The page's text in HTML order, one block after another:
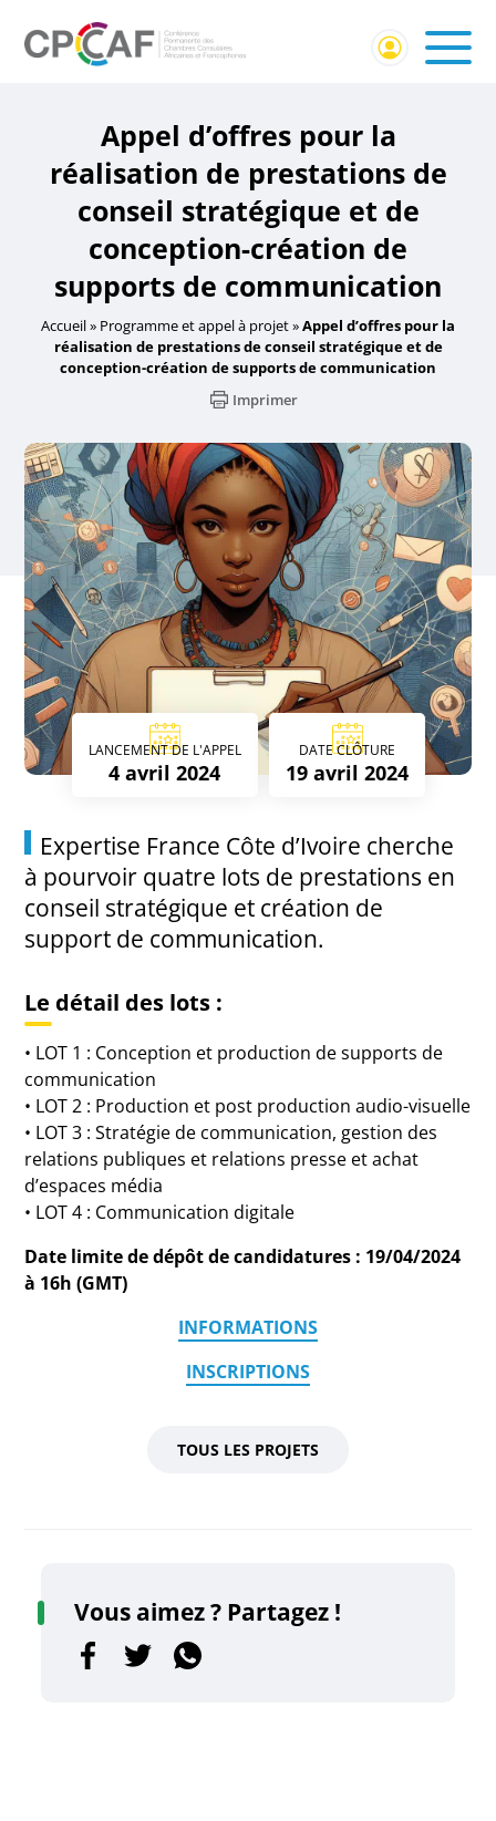
Appel d’offres pour la
réalisation de prestations de
conseil stratégique et de
conception-création de
supports de communication
Accueil» Programme et appel à projet»Appel d’offres pour la
réalisation de prestations de conseil stratégique et de
conception-création de supports de communication
Imprimer
LANCEMENT DE L'APPEL
4 avril 2024
DATE CLÔTURE
19 avril 2024
Expertise France Côte d’Ivoire cherche
à pourvoir quatre lots de prestations en
conseil stratégique et création de
support de communication.
Le détail des lots :
• LOT 1 : Conception et production de supports de
communication
• LOT 2 : Production et post production audio-visuelle
• LOT 3 : Stratégie de communication, gestion des
relations publiques et relations presse et achat
d’espaces média
• LOT 4 : Communication digitale
Date limite de dépôt de candidatures : 19/04/2024
à 16h (GMT)
INFORMATIONS
INSCRIPTIONS
TOUS LES PROJETS
Vous aimez ? Partagez !